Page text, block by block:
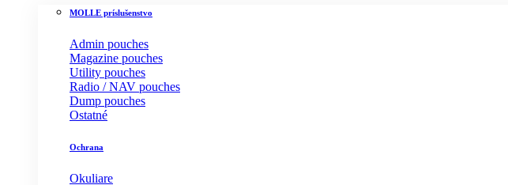
MOLLE príslušenstvo
Admin pouches
Magazine pouches
Utility pouches
Radio / NAV pouches
Dump pouches
Ostatné
Ochrana
Okuliare